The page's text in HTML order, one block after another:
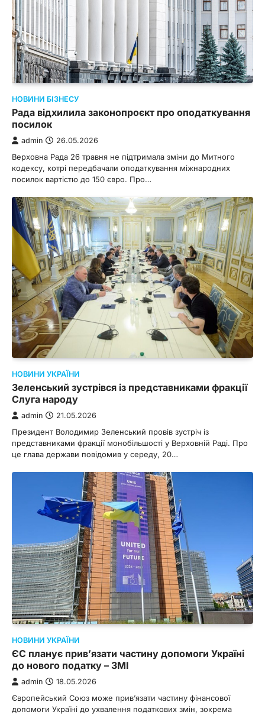
НОВИНИ БІЗНЕСУ
Рада відхилила законопроєкт про оподаткування
посилок
admin 26.05.2026
Верховна Рада 26 травня не підтримала зміни до Митного
кодексу, котрі передбачали оподаткування міжнародних
посилок вартістю до 150 євро. Про…
НОВИНИ УКРАЇНИ
Зеленський зустрівся із представниками фракції
Слуга народу
admin 21.05.2026
Президент Володимир Зеленський провів зустріч із
представниками фракції монобільшості у Верховній Раді. Про
це глава держави повідомив у середу, 20…
НОВИНИ УКРАЇНИ
ЄС планує прив’язати частину допомоги Україні
до нового податку – ЗМІ
admin 18.05.2026
Європейський Союз може прив’язати частину фінансової
допомоги Україні до ухвалення податкових змін, зокрема